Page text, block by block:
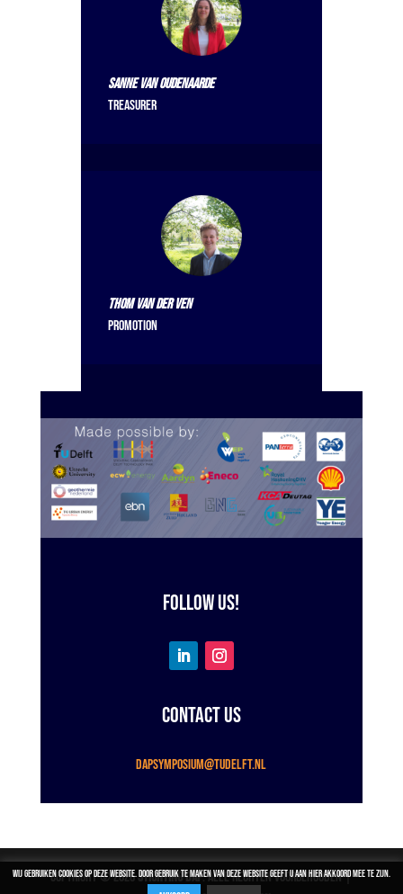
Sanne van Oudenaarde
Treasurer
Thom van der Ven
Promotion
Follow us!
Contact us
DAPsymposium@tudelft.nl
Copyright © 2026Stichting DAP. Alle rechten voorbehouden |
Wij gebruiken cookies op deze website. Door gebruik te maken van deze website geeft u aan hier akkoord mee te zijn.